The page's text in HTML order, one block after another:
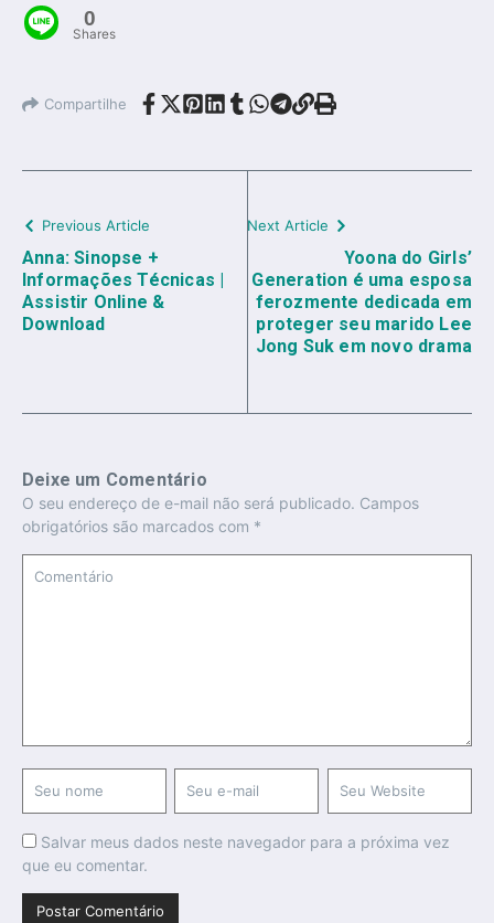
0
Shares
Compartilhe
Previous Article
Anna: Sinopse +
Informações Técnicas |
Assistir Online &
Download
Next Article
Yoona do Girls’
Generation é uma esposa
ferozmente dedicada em
proteger seu marido Lee
Jong Suk em novo drama
Deixe um Comentário
O seu endereço de e-mail não será publicado. Campos
obrigatórios são marcados com *
Salvar meus dados neste navegador para a próxima vez
que eu comentar.